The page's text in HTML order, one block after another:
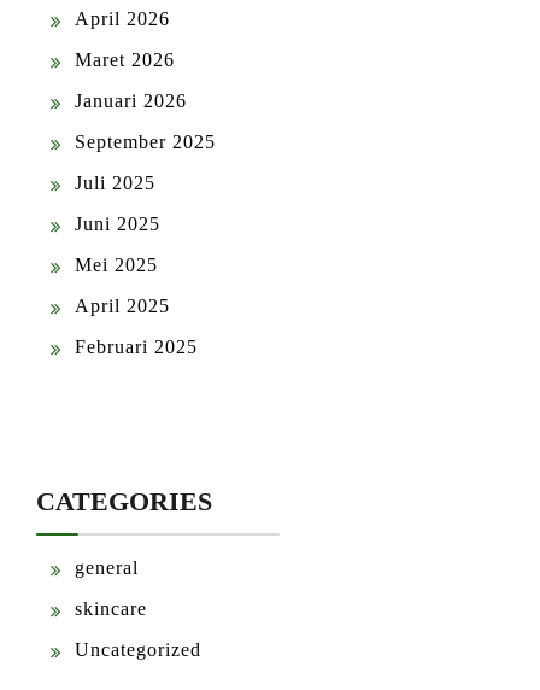
April 2026
Maret 2026
Januari 2026
September 2025
Juli 2025
Juni 2025
Mei 2025
April 2025
Februari 2025
CATEGORIES
general
skincare
Uncategorized